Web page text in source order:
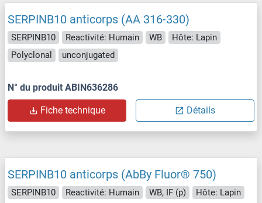
SERPINB10 anticorps (AA 316-330)
SERPINB10 Reactivité: Humain WB
Hôte: Lapin
Polyclonal
unconjugated
N° du produit ABIN636286
Fiche technique Détails
SERPINB10 anticorps (AbBy Fluor® 750)
SERPINB10 Reactivité: Humain WB, IF (p) Hôte: Lapin